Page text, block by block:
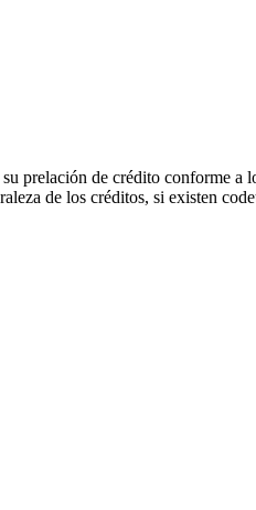
prelación de crédito conforme
de los créditos, si existen